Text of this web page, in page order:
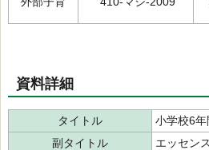
資料詳細
タイトル
小学校6
副タイトル
エッセン